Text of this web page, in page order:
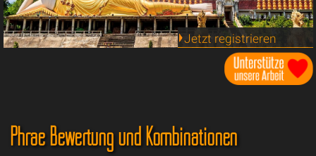
Jetzt registrieren
Phrae Bewertung und Kombinationen